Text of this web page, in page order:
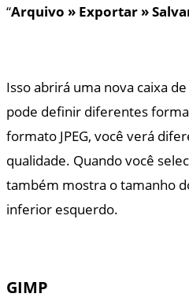
“Arquivo » Exportar »
Isso abrirá uma nova caixa
pode definir diferentes
formato JPEG, você verá
qualidade. Quando você
também mostra o tamanho
inferior esquerdo.
GIMP